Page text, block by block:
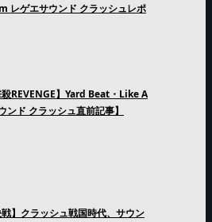
レゲエサウンド クラッシュレポ
殺REVENGE】Yard Beat・Like A
ド クラッシュ直前記事】
戦】クラッシュ戦国時代、サウン